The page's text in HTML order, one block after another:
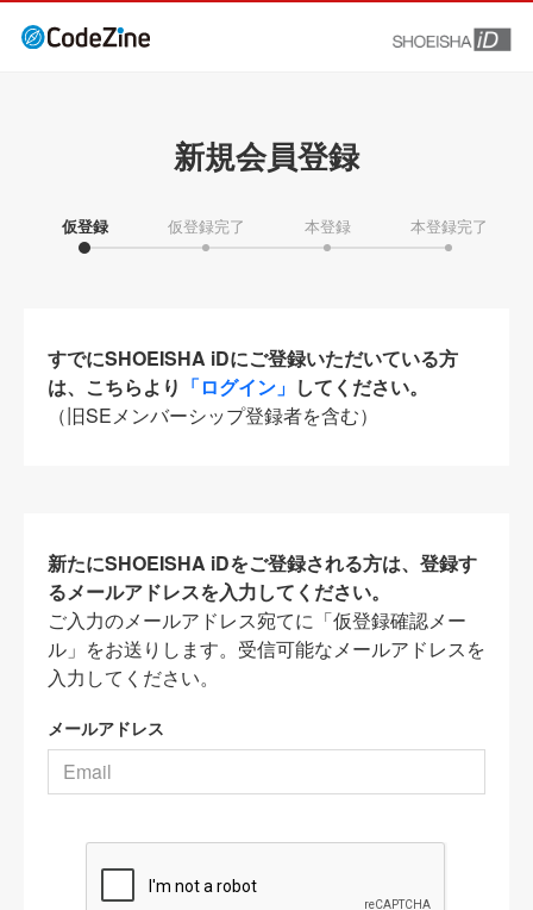
新規会員登録
仮登録 仮登録完了 本登録 本登録完了
すでにSHOEISHA iDにご登録いただいている方
は、こちらより 「ログイン」 してください。
（旧SEメンバーシップ登録者を含む）
新たにSHOEISHA iDをご登録される方は、登録す
るメールアドレスを入力してください。
ご入力のメールアドレス宛てに「仮登録確認メー
ル」をお送りします。受信可能なメールアドレスを
入力してください。
メールアドレス